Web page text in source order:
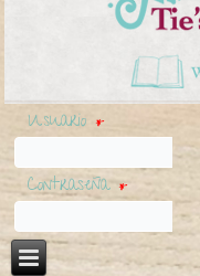
Usuario *
Contraseña*